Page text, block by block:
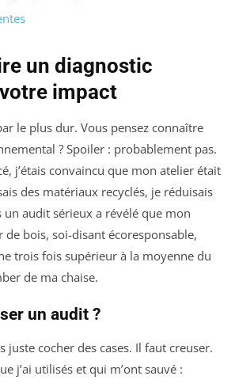
un diagnostic
impact
le plus dur. Vous pensez connaître
? Spoiler : probablement pas.
j’étais convaincu que mon atelier était
des matériaux recyclés, je réduisais
un audit sérieux a révélé que mon
bois, soi-disant écoresponsable,
trois fois supérieur à la moyenne du
de ma chaise.
un audit ?
juste cocher des cases. Il faut creuser.
j’ai utilisés et qui m’ont sauvé :